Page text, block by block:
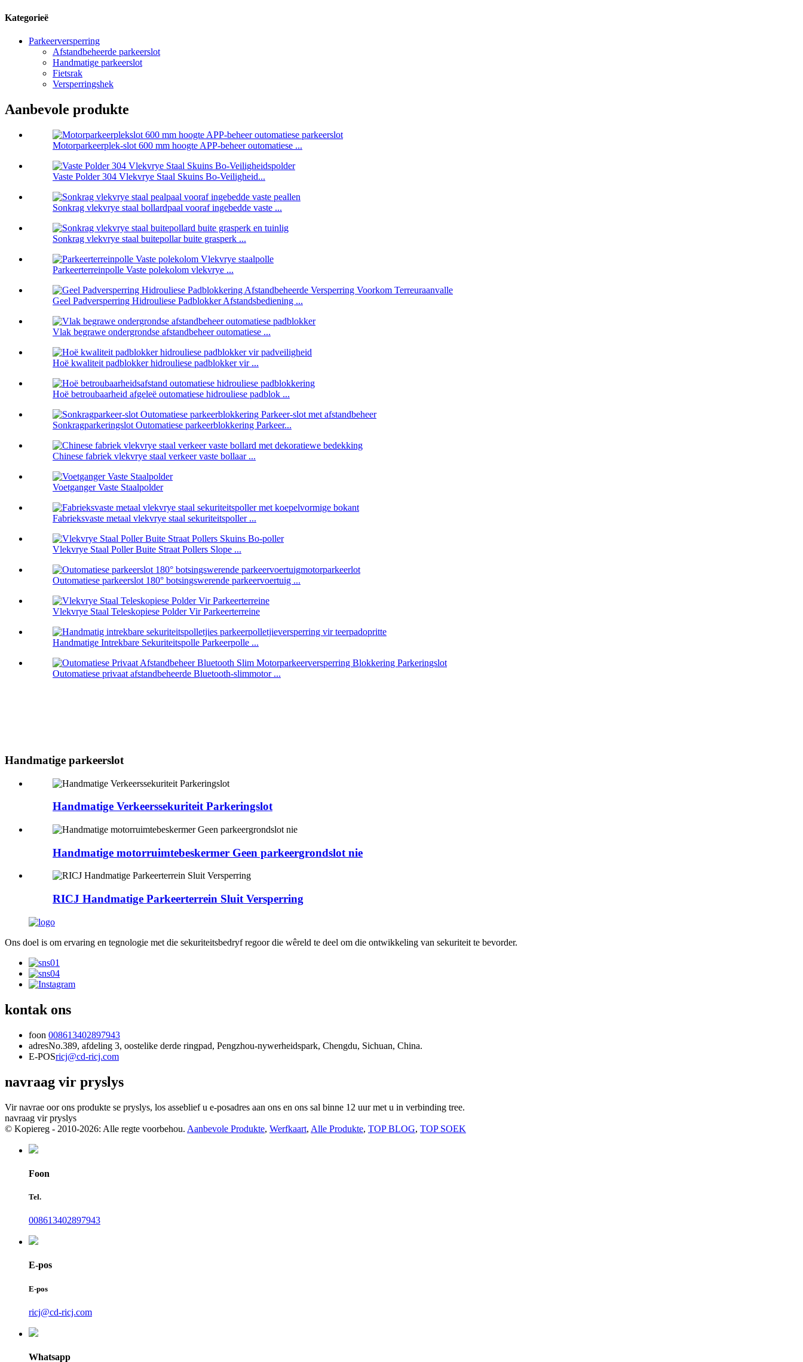
Kategorieë
Parkeerversperring
Afstandbeheerde parkeerslot
Handmatige parkeerslot
Fietsrak
Versperringshek
Aanbevole produkte
Motorparkeerplek-slot 600 mm hoogte APP-beheer outomatiese ...
Vaste Polder 304 Vlekvrye Staal Skuins Bo-Veiligheid...
Sonkrag vlekvrye staal bollardpaal vooraf ingebedde vaste ...
Sonkrag vlekvrye staal buitepollar buite grasperk ...
Parkeerterreinpolle Vaste polekolom vlekvrye ...
Geel Padversperring Hidrouliese Padblokker Afstandsbediening ...
Vlak begrawe ondergrondse afstandbeheer outomatiese ...
Hoë kwaliteit padblokker hidrouliese padblokker vir ...
Hoë betroubaarheid afgeleë outomatiese hidrouliese padblok ...
Sonkragparkeringslot Outomatiese parkeerblokkering Parkeer...
Chinese fabriek vlekvrye staal verkeer vaste bollaar ...
Voetganger Vaste Staalpolder
Fabrieksvaste metaal vlekvrye staal sekuriteitspoller ...
Vlekvrye Staal Poller Buite Straat Pollers Slope ...
Outomatiese parkeerslot 180° botsingswerende parkeervoertuig ...
Vlekvrye Staal Teleskopiese Polder Vir Parkeerterreine
Handmatige Intrekbare Sekuriteitspolle Parkeerpolle ...
Outomatiese privaat afstandbeheerde Bluetooth-slimmotor ...
Handmatige parkeerslot
Handmatige Verkeerssekuriteit Parkeringslot
Handmatige motorruimtebeskermer Geen parkeergrondslot nie
RICJ Handmatige Parkeerterrein Sluit Versperring
Ons doel is om ervaring en tegnologie met die sekuriteitsbedryf regoor die wêreld te deel om die ontwikkeling van sekuriteit te bevorder.
kontak ons
foon 008613402897943
adresNo.389, afdeling 3, oostelike derde ringpad, Pengzhou-nywerheidspark, Chengdu, Sichuan, China.
E-POSricj@cd-ricj.com
navraag vir pryslys
Vir navrae oor ons produkte se pryslys, los asseblief u e-posadres aan ons en ons sal binne 12 uur met u in verbinding tree.
navraag vir pryslys
© Kopiereg - 2010-2026: Alle regte voorbehou. Aanbevole Produkte, Werfkaart, Alle Produkte, TOP BLOG, TOP SOEK
Foon
Tel.
008613402897943
E-pos
E-pos
ricj@cd-ricj.com
Whatsapp